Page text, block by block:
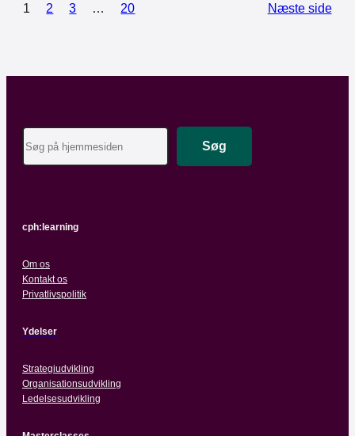
1 2 3 … 20 Næste side
Søg
cph:learning
Om os
Kontakt os
Privatlivspolitik
Ydelser
Strategiudvikling
Organisationsudvikling
Ledelsesudvikling